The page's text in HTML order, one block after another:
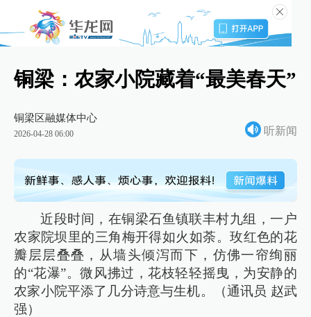
铜梁：农家小院藏着“最美春天”
铜梁区融媒体中心
2026-04-28 06:00 听新闻
近段时间，在铜梁石鱼镇联丰村九组，一户
农家院坝里的三角梅开得如火如荼。玫红色的花
瓣层层叠叠，从墙头倾泻而下，仿佛一帘绚丽
的“花瀑”。微风拂过，花枝轻轻摇曳，为安静的
农家小院平添了几分诗意与生机。（通讯员 赵武
强）